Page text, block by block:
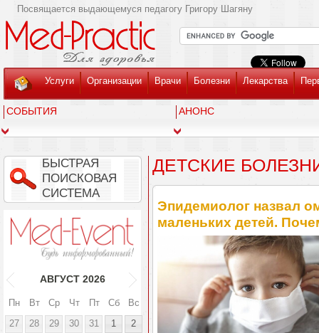
Посвящается выдающемуся педагогу Григору Шагяну
Услуги Организации Врачи Болезни Лекарства
СОБЫТИЯ АНОНС
БЫСТРАЯ
ПОИСКОВАЯ
СИСТЕМА
АВГУСТ 2026
Пн Вт Ср Чт Пт Сб
Вс
27
28 29 30 31 1
2
ДЕТСКИЕ
Эпидемиолог назвал
маленьких детей.